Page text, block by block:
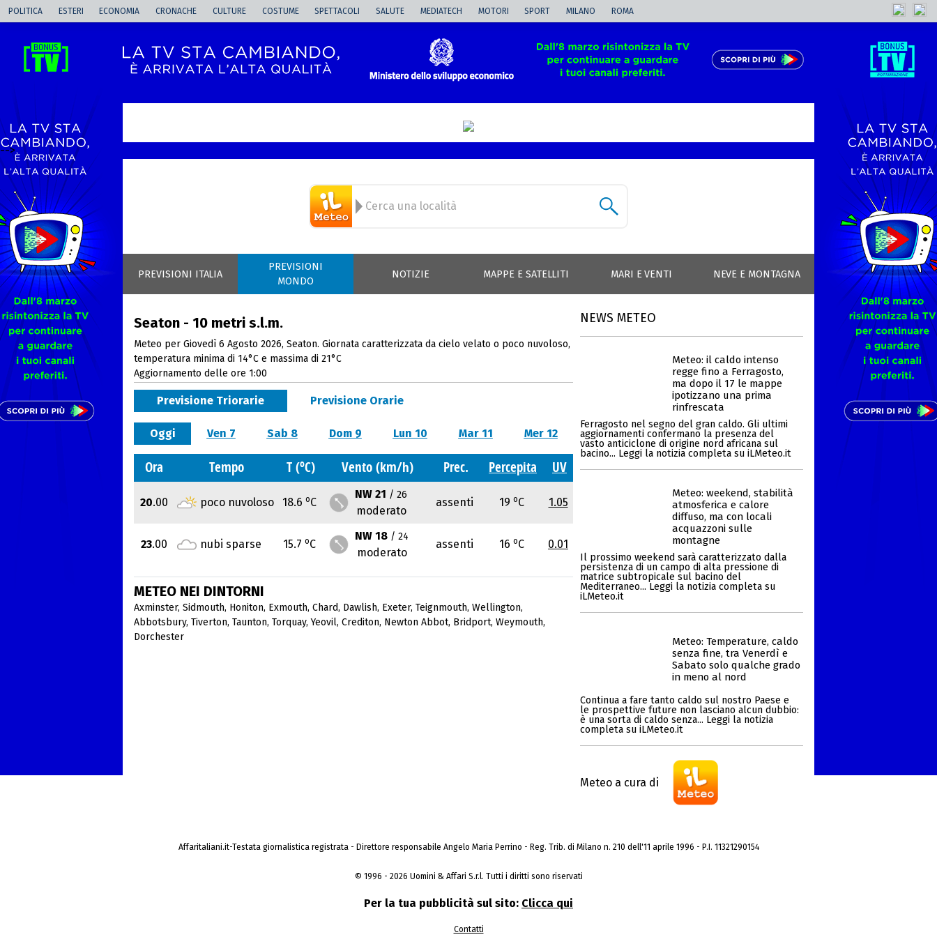
POLITICA ESTERI ECONOMIA CRONACHE CULTURE COSTUME SPETTACOLI SALUTE MEDIATECH MOTORI SPORT MILANO ROMA
-->
PREVISIONI ITALIA
PREVISIONI
MONDO
NOTIZIE MAPPE E SATELLITI MARI E VENTI NEVE E MONTAGNA
Seaton - 10 metri s.l.m.
Meteo per Giovedì 6 Agosto 2026, Seaton. Giornata caratterizzata da cielo velato o poco nuvoloso,
temperatura minima di 14°C e massima di 21°C
Aggiornamento delle ore 1:00
Previsione Triorarie Previsione Orarie
Oggi Ven 7 Sab 8 Dom 9 Lun 10 Mar 11 Mer 12
Ora Tempo T (oC) Vento (km/h) Prec. Percepita UV
20.00 poco nuvoloso 18.6 oC
NW 21 / 26
moderato
assenti 19 oC 1.05
23.00 nubi sparse 15.7 oC
NW 18 / 24
moderato
assenti 16 oC 0.01
METEO NEI DINTORNI
Axminster, Sidmouth, Honiton, Exmouth, Chard, Dawlish, Exeter, Teignmouth, Wellington,
Abbotsbury, Tiverton, Taunton, Torquay,Yeovil, Crediton, Newton Abbot, Bridport, Weymouth,
Dorchester
NEWS METEO
Meteo: il caldo intenso
regge fino a Ferragosto,
ma dopo il 17 le mappe
ipotizzano una prima
rinfrescata
Ferragosto nel segno del gran caldo. Gli ultimi
aggiornamenti confermano la presenza del
vasto anticiclone di origine nord africana sul
bacino... Leggi la notizia completa su iLMeteo.it
Meteo: weekend, stabilità
atmosferica e calore
diffuso, ma con locali
acquazzoni sulle
montagne
Il prossimo weekend sarà caratterizzato dalla
persistenza di un campo di alta pressione di
matrice subtropicale sul bacino del
Mediterraneo... Leggi la notizia completa su
iLMeteo.it
Meteo: Temperature, caldo
senza fine, tra Venerdì e
Sabato solo qualche grado
in meno al nord
Continua a fare tanto caldo sul nostro Paese e
le prospettive future non lasciano alcun dubbio:
è una sorta di caldo senza... Leggi la notizia
completa su iLMeteo.it
Meteo a cura di
Affaritaliani.it-Testata giornalistica registrata - Direttore responsabile Angelo Maria Perrino - Reg. Trib. di Milano n. 210 dell'11 aprile 1996 - P.I. 11321290154
© 1996 - 2026 Uomini & Affari S.r.l. Tutti i diritti sono riservati
Per la tua pubblicità sul sito: Clicca qui
Contatti